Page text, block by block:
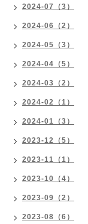
2024-07（3）
2024-06（2）
2024-05（3）
2024-04（5）
2024-03（2）
2024-02（1）
2024-01（3）
2023-12（5）
2023-11（1）
2023-10（4）
2023-09（2）
2023-08（6）